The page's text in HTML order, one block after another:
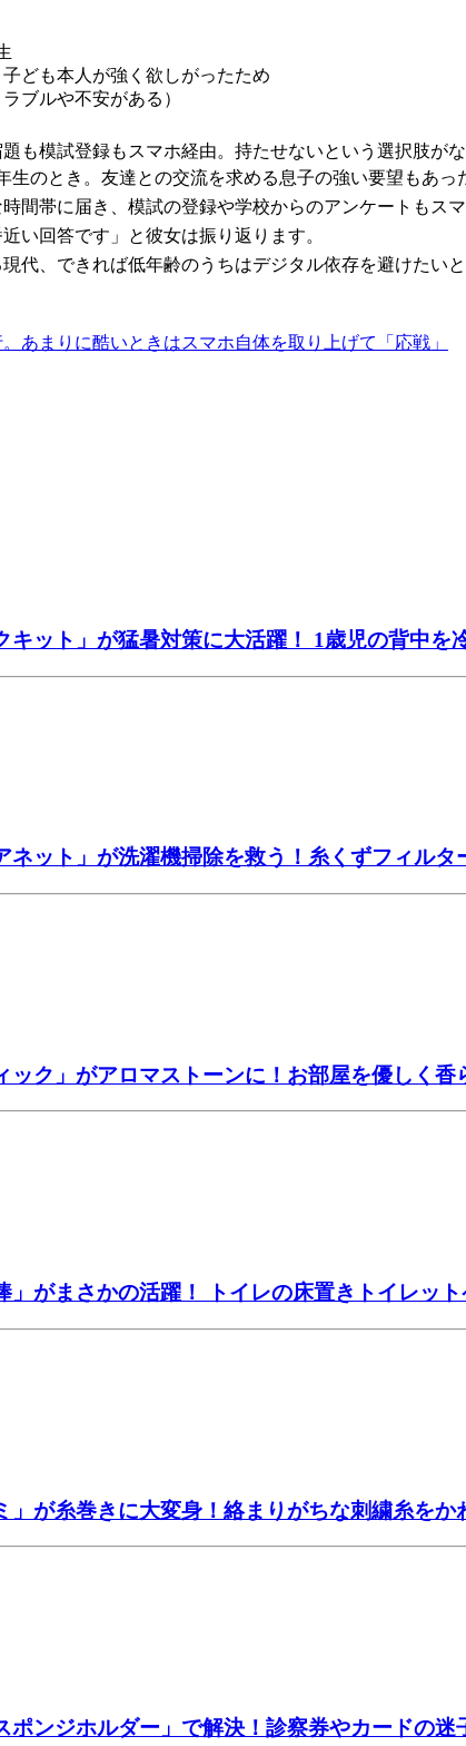
ども本人が強く欲しがったため
ブルや不安がある）
も模試登録もスマホ経由。持たせないという選択肢が
生のとき。友達との交流を求める息子の強い要望もあ
間帯に届き、模試の登録や学校からのアンケートもス
い回答です」と彼女は振り返ります。
代、できれば低年齢のうちはデジタル依存を避けた
あまりに酷いときはスマホ自体を取り上げて「応戦」
キット」が猛暑対策に大活躍！ 1歳児の背中
ネット」が洗濯機掃除を救う！糸くずフィル
ック」がアロマストーンに！お部屋を優しく
」がまさかの活躍！ トイレの床置きトイレッ
」が糸巻きに大変身！絡まりがちな刺繍糸を
ポンジホルダー」で解決！診察券やカードの